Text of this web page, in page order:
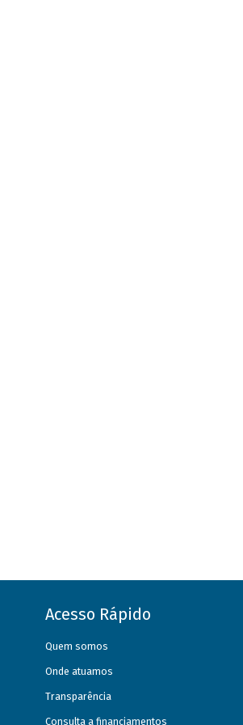
Acesso Rápido
Quem somos
Onde atuamos
Transparência
Consulta a financiamentos